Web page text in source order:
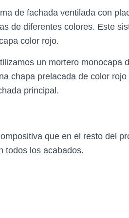
de fachada ventilada con
de diferentes colores. Este
color rojo.
un mortero monocapa
chapa prelacada de color rojo
principal.
que en el resto del
todos los acabados.